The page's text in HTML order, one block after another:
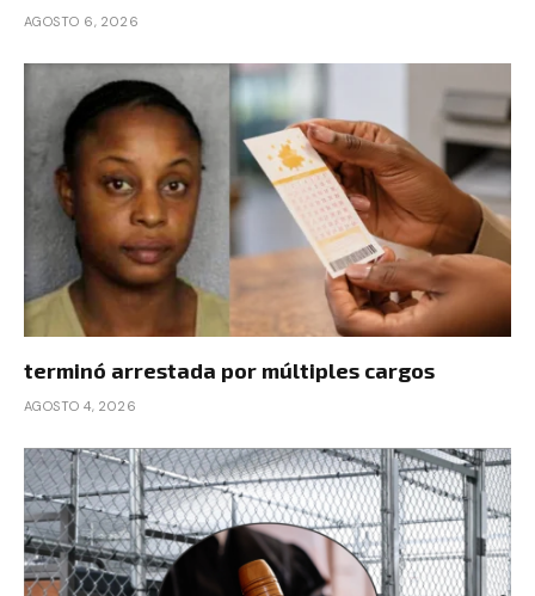
AGOSTO 6, 2026
terminó arrestada por múltiples cargos
AGOSTO 4, 2026